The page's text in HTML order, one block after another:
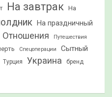
На завтрак На
На праздничный
Отношения Путешествия
Спецоперации
Сытный
Турция Украина бренд